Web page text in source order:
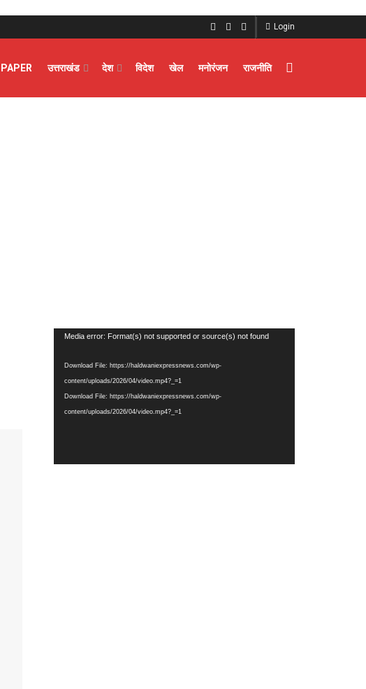
Login
PAPER उत्तराखंड देश विदेश खेल मनोरंजन राजनीति
Video
Media error: Format(s) not supported or source(s) not found
Download File: https://haldwaniexpressnews.com/wp-
content/uploads/2026/04/video.mp4?_=1
Download File: https://haldwaniexpressnews.com/wp-
content/uploads/2026/04/video.mp4?_=1